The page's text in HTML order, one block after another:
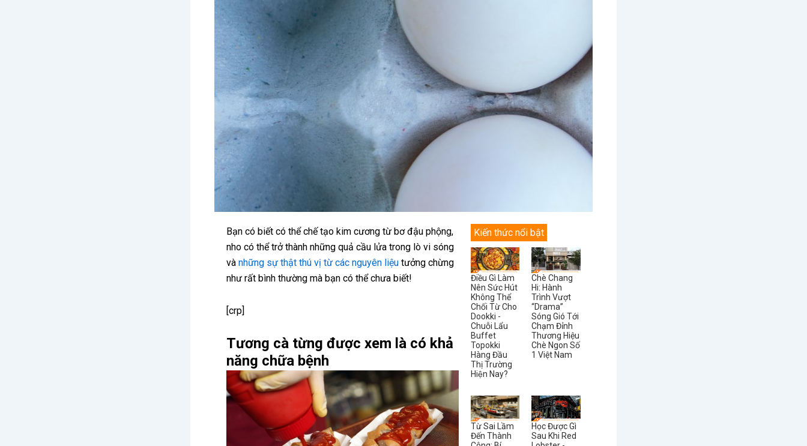
Bạn có biết có thể chế tạo kim cương từ bơ đậu phộng,
nho có thể trở thành những quả cầu lửa trong lò vi sóng
và những sự thật thú vị từ các nguyên liệu tưởng chừng
như rất bình thường mà bạn có thể chưa biết!
[crp]
Tương cà từng được xem là có khả
năng chữa bệnh
Kiến thức nổi bật
Điều Gì Làm
Nên Sức Hút
Không Thể
Chối Từ Cho
Dookki -
Chuỗi Lẩu
Buffet
Topokki
Hàng Đầu
Thị Trường
Hiện Nay?
Chè Chang
Hi: Hành
Trình Vượt
“Drama”
Sóng Gió Tới
Chạm Đỉnh
Thương Hiệu
Chè Ngon Số
1 Việt Nam
Từ Sai Lầm
Đến Thành
Học Được Gì
Sau Khi Red